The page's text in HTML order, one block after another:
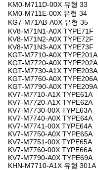
KM0-M711D-00X 유형 33
KM0-M711E-00X 유형 34
KG7-M71AB-A0X 유형 35
KV8-M71N1-A0X TYPE71F
KV8-M71N2-A0X TYPE72F
KV8-M71N3-A0X TYPE73F
KGT-M7710-A0X TYPE201A
KGT-M7720-A0X TYPE202A
KGT-M7730-A1X TYPE203A
KGT-M7760-A0X TYPE206A
KGT-M7790-A0X TYPE209A
KV7-M7710-A1X TYPE61A
KV7-M7720-A1X TYPE62A
KV7-M7730-00X TYPE63A
KV7-M7740-A0X TYPE64A
KV7-M7741-00X TYPE64A
KV7-M7750-A0X TYPE65A
KV7-M7751-00X TYPE65A
KV7-M7760-00X TYPE66A
KV7-M7790-A0X TYPE69A
KHN-M7710-A1X 유형 301A